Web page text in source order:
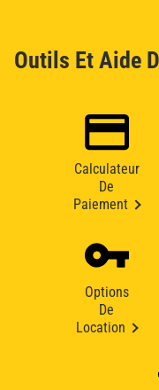
Outils Et Aide
Calculateur
De
Paiement
Options
De
Location